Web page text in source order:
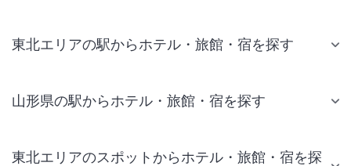
東北エリアの駅からホテル・旅館・宿を探す
山形県の駅からホテル・旅館・宿を探す
東北エリアのスポットからホテル・旅館・宿を探